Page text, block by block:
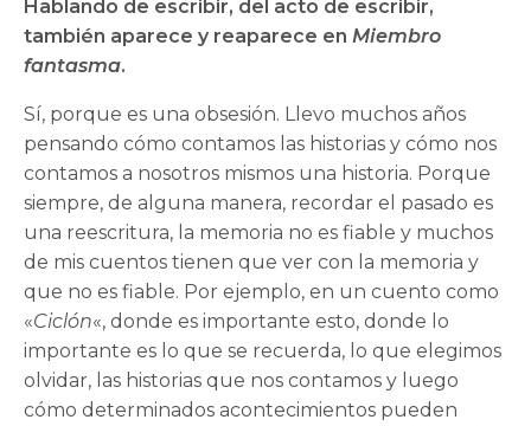
Hablando de escribir, del acto de escribir,
también aparece y reaparece en Miembro
fantasma.
Sí, porque es una obsesión. Llevo muchos años
pensando cómo contamos las historias y cómo nos
contamos a nosotros mismos una historia. Porque
siempre, de alguna manera, recordar el pasado es
una reescritura, la memoria no es fiable y muchos
de mis cuentos tienen que ver con la memoria y
que no es fiable. Por ejemplo, en un cuento como
«Ciclón«, donde es importante esto, donde lo
importante es lo que se recuerda, lo que elegimos
olvidar, las historias que nos contamos y luego
cómo determinados acontecimientos pueden